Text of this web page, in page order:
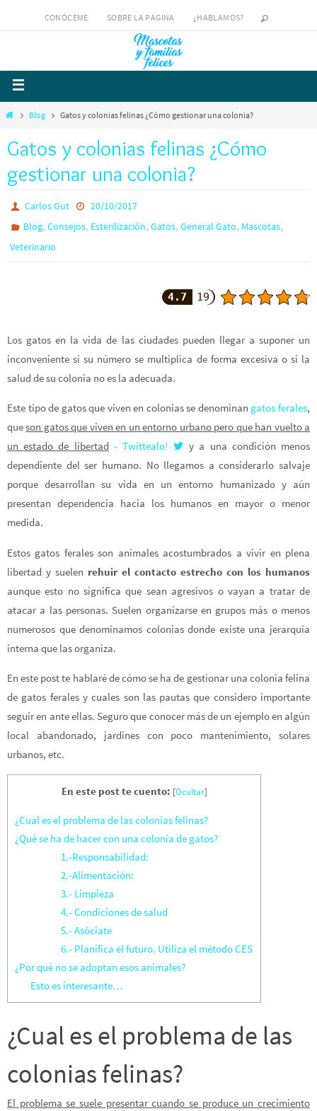
CONÓCEME SOBRE LA PÁGINA ¿HABLAMOS?
Blog Gatos y colonias felinas ¿Cómo gestionar una colonia?
Gatos y colonias felinas ¿Cómo
gestionar una colonia?
Carlos Gut
20/10/2017
Blog,Consejos, Esterilización,Gatos,General Gato, Mascotas,
Veterinario
4.7 19
Los gatos en la vida de las ciudades pueden llegar a suponer un
inconveniente si su número se multiplica de forma excesiva o si la
salud de su colonia no es la adecuada.
Este tipo de gatos que viven en colonias se denominan gatos ferales,
queson gatos que viven en un entorno urbano pero que han vuelto a
un estado de libertad - Twittealo!
y a una condición menos
dependiente del ser humano. No llegamos a considerarlo salvaje
porque desarrollan su vida en un entorno humanizado y aún
presentan dependencia hacia los humanos en mayor o menor
medida.
Estos gatos ferales son animales acostumbrados a vivir en plena
libertad y suelen rehuir el contacto estrecho con los humanos
aunque esto no significa que sean agresivos o vayan a tratar de
atacar a las personas. Suelen organizarse en grupos más o menos
numerosos que denominamos colonias donde existe una jerarquía
interna que las organiza.
En este post te hablaré de cómo se ha de gestionar una colonia felina
de gatos ferales y cuales son las pautas que considero importante
seguir en ante ellas. Seguro que conocer más de un ejemplo en algún
local abandonado, jardines con poco mantenimiento, solares
urbanos, etc.
En este post te cuento: [Ocultar]
¿Cual es el problema de las colonias felinas?
¿Qué se ha de hacer con una colonia de gatos?
1.-Responsabilidad:
2.-Alimentación:
3.- Limpieza
4.- Condiciones de salud
5.- Asóciate
6.- Planifica el futuro. Utiliza el método CES
¿Por qué no se adoptan esos animales?
Esto es interesante…
¿Cual es el problema de las
colonias felinas?
El problema se suele presentar cuando se produce un crecimiento